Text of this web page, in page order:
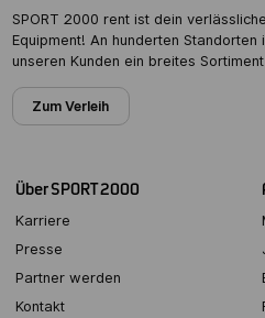
SPORT 2000 rent ist dein
Equipment! An hunderten
unseren Kunden ein breites
Zum Verleih
Über SPORT 2000
Karriere
Presse
Partner werden
Kontakt